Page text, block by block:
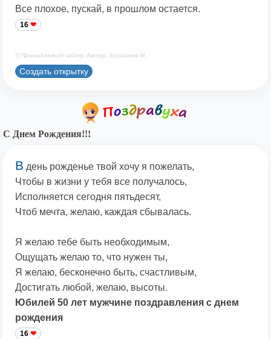
Все плохое, пускай, в прошлом остается.
16
© Принадлежит сайту. Автор: Берсанов М.
Создать открытку
С Днем Рождения!!!
В день рожденье твой хочу я пожелать,
Чтобы в жизни у тебя все получалось,
Исполняется сегодня пятьдесят,
Чтоб мечта, желаю, каждая сбывалась.
Я желаю тебе быть необходимым,
Ощущать желаю то, что нужен ты,
Я желаю, бесконечно быть, счастливым,
Достигать любой, желаю, высоты.
Юбилей 50 лет мужчине поздравления с днем
рождения
16